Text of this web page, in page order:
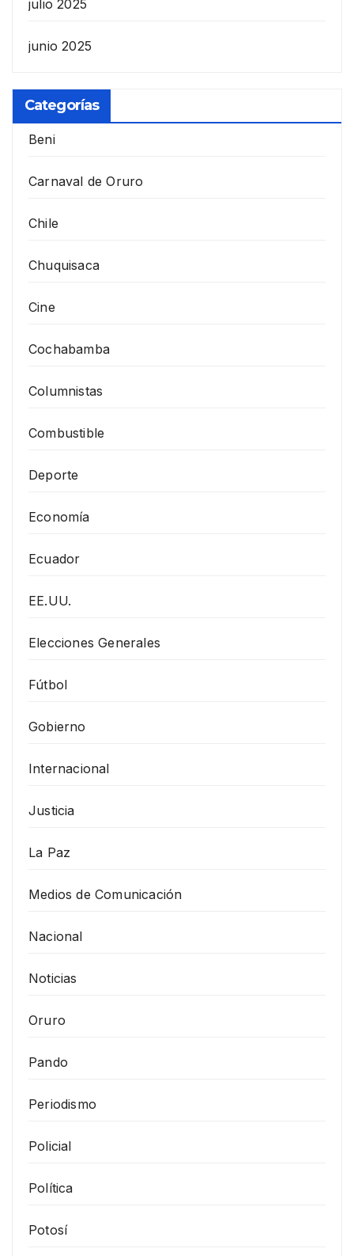
julio 2025
junio 2025
Categorías
Beni
Carnaval de Oruro
Chile
Chuquisaca
Cine
Cochabamba
Columnistas
Combustible
Deporte
Economía
Ecuador
EE.UU.
Elecciones Generales
Fútbol
Gobierno
Internacional
Justicia
La Paz
Medios de Comunicación
Nacional
Noticias
Oruro
Pando
Periodismo
Policial
Política
Potosí